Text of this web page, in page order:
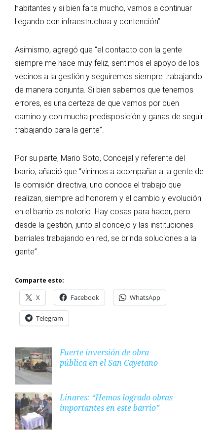
habitantes y si bien falta mucho, vamos a continuar
llegando con infraestructura y contención”.
Asimismo, agregó que “el contacto con la gente
siempre me hace muy feliz, sentimos el apoyo de los
vecinos a la gestión y seguiremos siempre trabajando
de manera conjunta. Si bien sabemos que tenemos
errores, es una certeza de que vamos por buen
camino y con mucha predisposición y ganas de seguir
trabajando para la gente”.
Por su parte, Mario Soto, Concejal y referente del
barrio, añadió que “vinimos a acompañar a la gente de
la comisión directiva, uno conoce el trabajo que
realizan, siempre ad honorem y el cambio y evolución
en el barrio es notorio. Hay cosas para hacer, pero
desde la gestión, junto al concejo y las instituciones
barriales trabajando en red, se brinda soluciones a la
gente”.
Comparte esto:
X Facebook WhatsApp
Telegram
Fuerte inversión de obra
pública en el San Cayetano
Linares: “Hemos logrado obras
importantes en este barrio”